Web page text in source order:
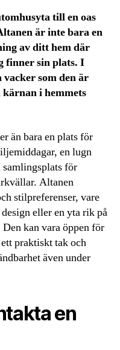
till en oas
är inte bara en
av ditt hem där
finner sin plats. I
som den är
i hemmets
än bara en plats för
en lugn
för
Altanen
stilpreferenser, vare
eller en yta rik på
kan vara öppen för
praktiskt tak och
även under
en